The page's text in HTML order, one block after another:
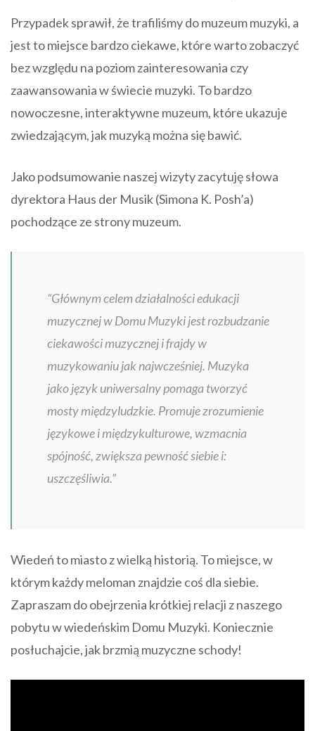
Przypadek sprawił, że trafiliśmy do muzeum muzyki, a
jest to miejsce bardzo ciekawe, które warto zobaczyć
bez względu na poziom zainteresowania czy
zaawansowania w świecie muzyki. To bardzo
nowoczesne, interaktywne muzeum, które ukazuje
zwiedzającym, jak muzyką można się bawić.
Jako podsumowanie naszej wizyty zacytuję słowa
dyrektora Haus der Musik (Simona K. Posh’a)
pochodzące ze strony muzeum.
“Głównym celem działalności edukacji
muzycznej w Domu Muzyki jest rozbudzanie
ciekawości muzycznej i frajdy w
muzykowaniu jak najwcześniej. Muzyka
jako język uniwersalny pomaga tworzyć
mosty międzyludzkie. Promuje zrozumienie
językowe i międzykulturowe, wzmacnia
spójność, zwiększa pewność siebie i:
uszczęśliwia.”
Wiedeń to miasto z wielką historią. To miejsce, w
którym każdy meloman znajdzie coś dla siebie.
Zapraszam do obejrzenia krótkiej relacji z naszego
pobytu w wiedeńskim Domu Muzyki. Koniecznie
posłuchajcie, jak brzmią muzyczne schody!